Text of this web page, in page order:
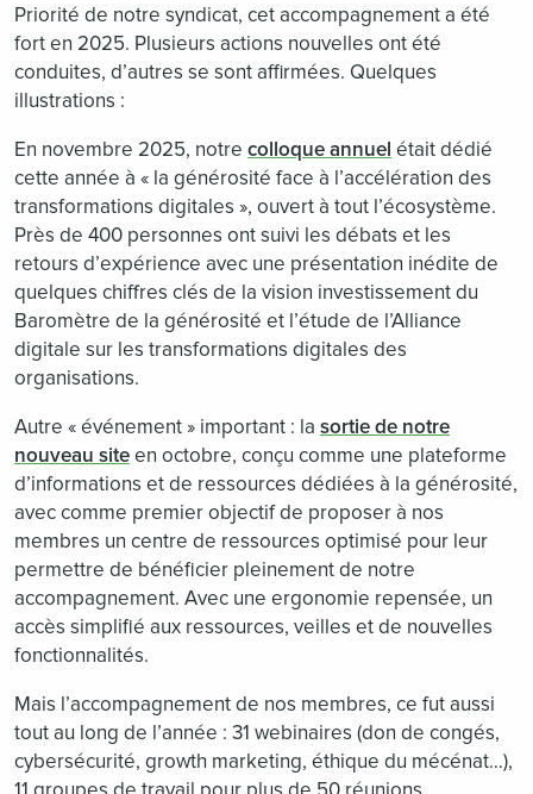
Priorité de notre syndicat, cet accompagnement a été
fort en 2025. Plusieurs actions nouvelles ont été
conduites, d’autres se sont affirmées. Quelques
illustrations :
En novembre 2025, notre colloque annuel était dédié
cette année à « la générosité face à l’accélération des
transformations digitales », ouvert à tout l’écosystème.
Près de 400 personnes ont suivi les débats et les
retours d’expérience avec une présentation inédite de
quelques chiffres clés de la vision investissement du
Baromètre de la générosité et l’étude de l’Alliance
digitale sur les transformations digitales des
organisations.
Autre « événement » important : la sortie de notre
nouveau siteen octobre, conçu comme une plateforme
d’informations et de ressources dédiées à la générosité,
avec comme premier objectif de proposer à nos
membres un centre de ressources optimisé pour leur
permettre de bénéficier pleinement de notre
accompagnement. Avec une ergonomie repensée, un
accès simplifié aux ressources, veilles et de nouvelles
fonctionnalités.
Mais l’accompagnement de nos membres, ce fut aussi
tout au long de l’année : 31 webinaires (don de congés,
cybersécurité, growth marketing, éthique du mécénat…),